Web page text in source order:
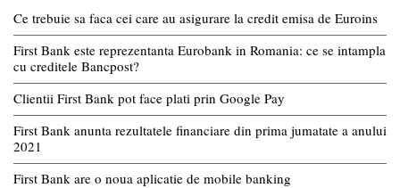
Ce trebuie sa faca cei care au asigurare la credit emisa de Euroins
First Bank este reprezentanta Eurobank in Romania: ce se intampla
cu creditele Bancpost?
Clientii First Bank pot face plati prin Google Pay
First Bank anunta rezultatele financiare din prima jumatate a anului
2021
First Bank are o noua aplicatie de mobile banking